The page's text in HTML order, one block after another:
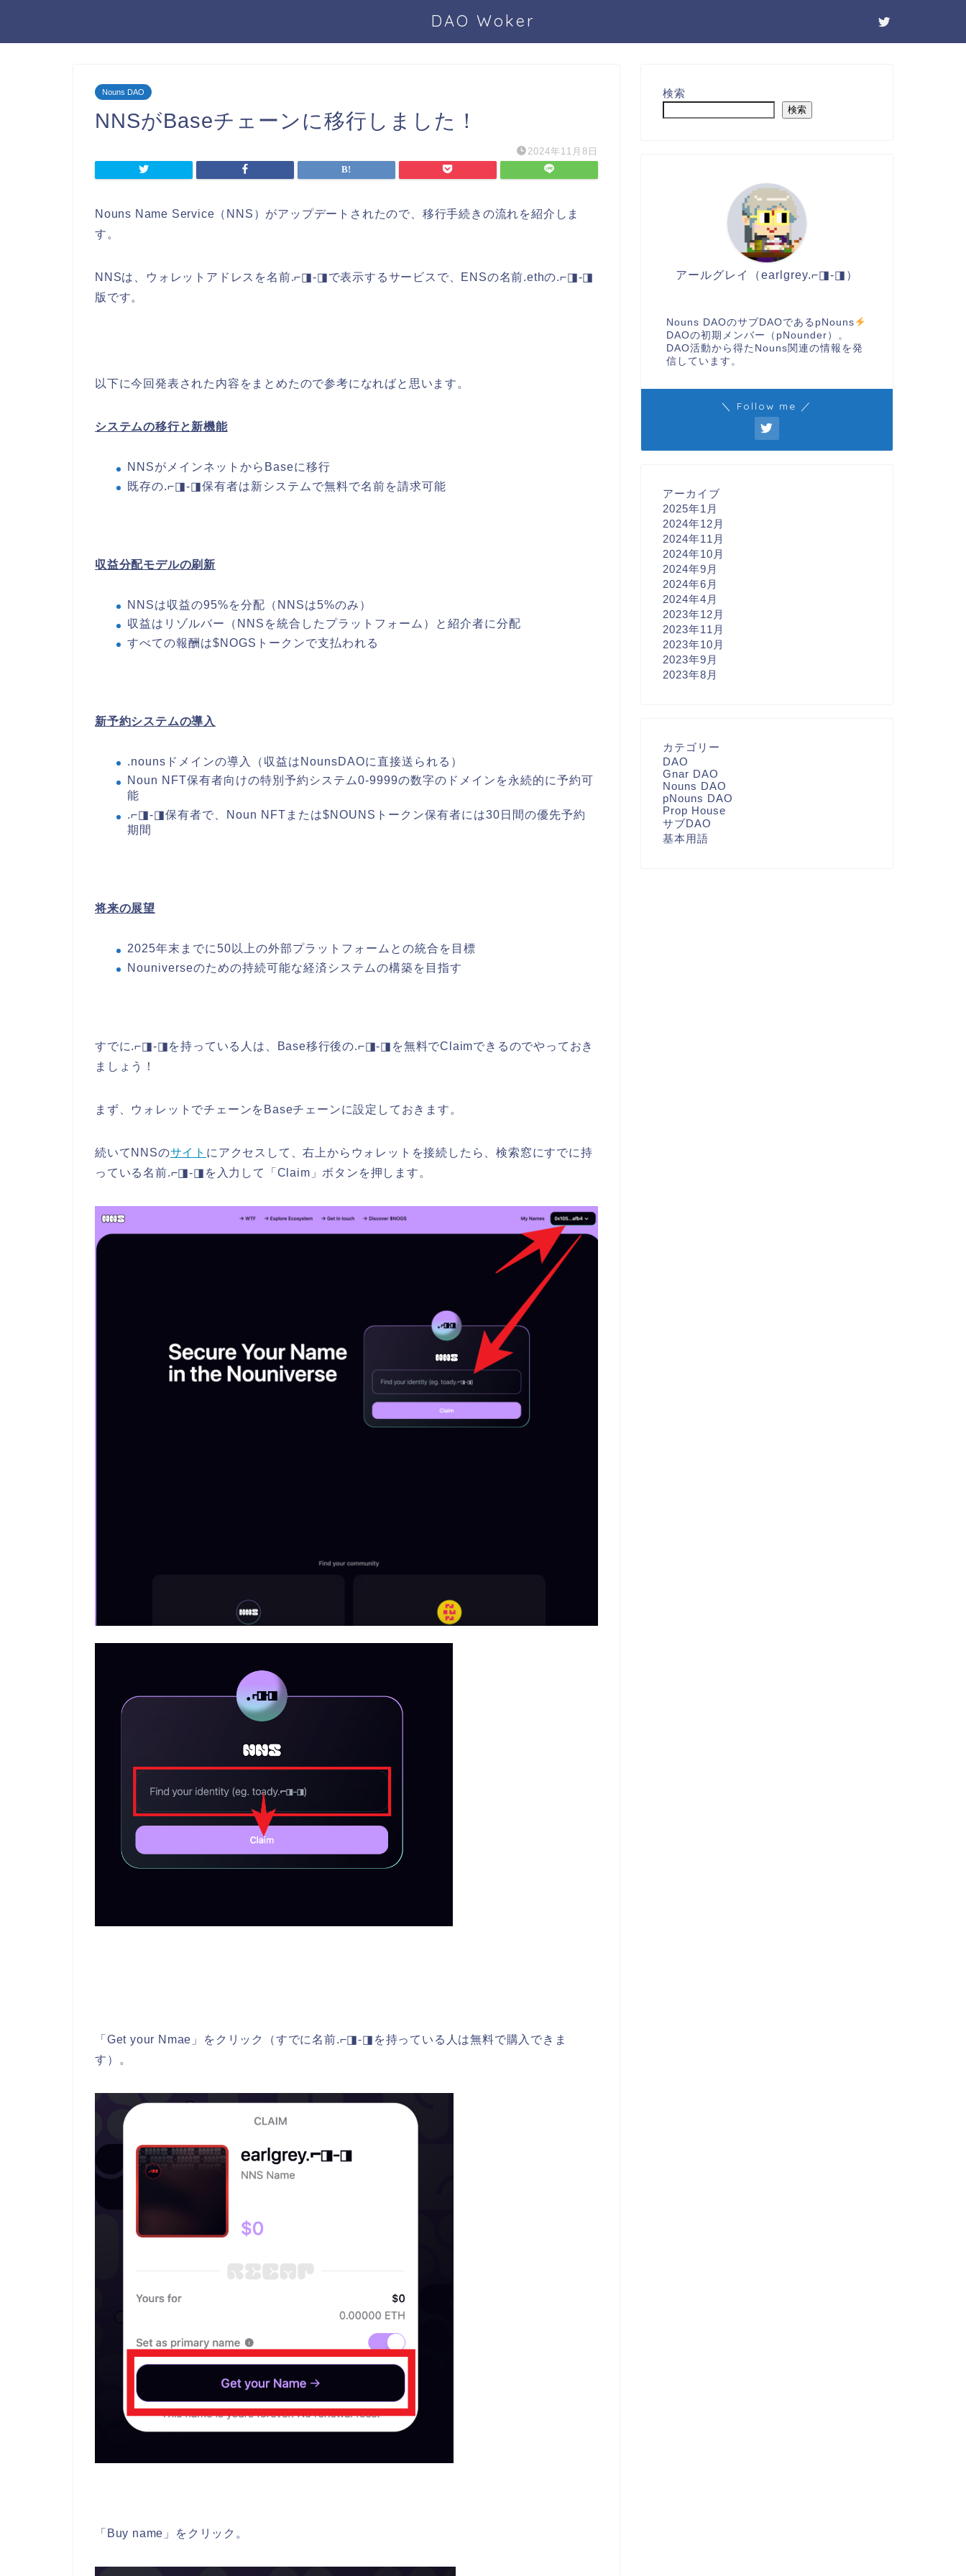
DAO Woker
Nouns DAO
NNSがBaseチェーンに移行しました！
2024年11月8日
Nouns Name Service（NNS）がアップデートされたので、移行手続きの流れを紹介しま
す。
NNSは、ウォレットアドレスを名前.⌐◨-◨で表示するサービスで、ENSの名前.ethの.⌐◨-◨
版です。
以下に今回発表された内容をまとめたので参考になればと思います。
システムの移行と新機能
NNSがメインネットからBaseに移行
既存の.⌐◨-◨保有者は新システムで無料で名前を請求可能
収益分配モデルの刷新
NNSは収益の95%を分配（NNSは5%のみ）
収益はリゾルバー（NNSを統合したプラットフォーム）と紹介者に分配
すべての報酬は$NOGSトークンで支払われる
新予約システムの導入
.nounsドメインの導入（収益はNounsDAOに直接送られる）
Noun NFT保有者向けの特別予約システム0-9999の数字のドメインを永続的に予約可
能
.⌐◨-◨保有者で、Noun NFTまたは$NOUNSトークン保有者には30日間の優先予約
期間
将来の展望
2025年末までに50以上の外部プラットフォームとの統合を目標
Nouniverseのための持続可能な経済システムの構築を目指す
すでに.⌐◨-◨を持っている人は、Base移行後の.⌐◨-◨を無料でClaimできるのでやっておき
ましょう！
まず、ウォレットでチェーンをBaseチェーンに設定しておきます。
続いてNNSのサイト にアクセスして、右上からウォレットを接続したら、検索窓にすでに持
っている名前.⌐◨-◨を入力して「Claim」ボタンを押します。
「Get your Nmae」をクリック（すでに名前.⌐◨-◨を持っている人は無料で購入できま
す ）。
「Buy name」をクリック。
検索
検索
アールグレイ（earlgrey.⌐◨-◨）
Nouns DAOのサブDAOであるpNouns
DAOの初期メンバー（pNounder）。
DAO活動から得たNouns関連の情報を発
信しています。
＼ Follow me ／
アーカイブ
2025年1月
2024年12月
2024年11月
2024年10月
2024年9月
2024年6月
2024年4月
2023年12月
2023年11月
2023年10月
2023年9月
2023年8月
カテゴリー
DAO
Gnar DAO
Nouns DAO
pNouns DAO
Prop House
サブDAO
基本用語